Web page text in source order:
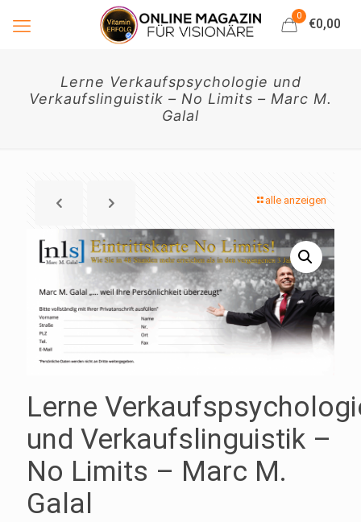
0
€0,00
Lerne Verkaufspsychologie und
Verkaufslinguistik – No Limits – Marc M.
Galal
alle anzeigen
Lerne
und Verkaufslinguistik –
No Limits – Marc M.
Galal